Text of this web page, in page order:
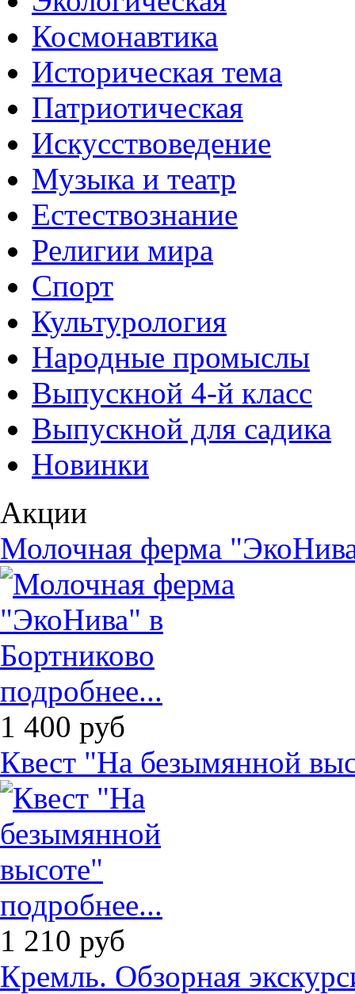
Космонавтика
Историческая тема
Патриотическая
Искусствоведение
Музыка и театр
Естествознание
Религии мира
Спорт
Культурология
Народные промыслы
Выпускной 4-й класс
Выпускной для садика
Новинки
Акции
Молочная ферма
подробнее...
1 400 руб
Квест "На безымянной
подробнее...
1 210 руб
Кремль. Обзорная